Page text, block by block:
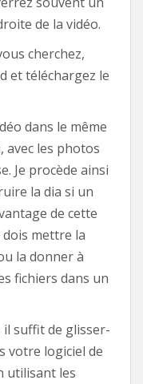
de la vidéo.
cherchez,
et téléchargez le
dans le même
les photos
Je procède ainsi
la dia si un
de cette
mettre la
la donner à
fichiers dans un
il suffit de glisser-
votre logiciel de
utilisant les